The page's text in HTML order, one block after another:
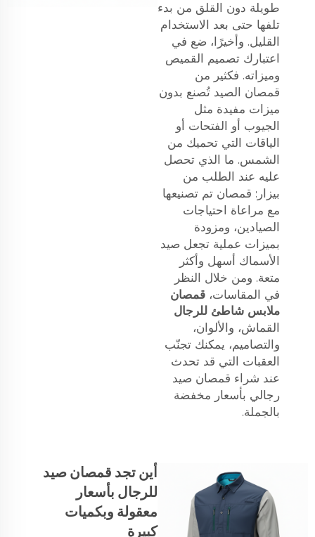
طويلة دون القلق من بدء
تلفها حتى بعد الاستخدام
القليل. وأخيرًا، ضع في
اعتبارك تصميم القميص
وميزاته. فكثير من
قمصان الصيد تُصنع بدون
ميزات مفيدة مثل
الجيوب أو الفتحات أو
الياقات التي تحميك من
الشمس. ما الذي تحصل
عليه عند الطلب من
بيزار: قمصان تم تصنيعها
مع مراعاة احتياجات
الصيادين، ومزودة
بميزات عملية تجعل صيد
الأسماك أسهل وأكثر
متعة. ومن خلال النظر
في المقاسات، قمصان
ملابس شاطئ للرجال
القماش، والألوان،
والتصاميم، يمكنك تجنّب
العقبات التي قد تحدث
عند شراء قمصان صيد
رجالي بأسعار مخفضة
بالجملة.
أين تجد قمصان صيد
للرجال بأسعار
معقولة وبكميات
كبيرة